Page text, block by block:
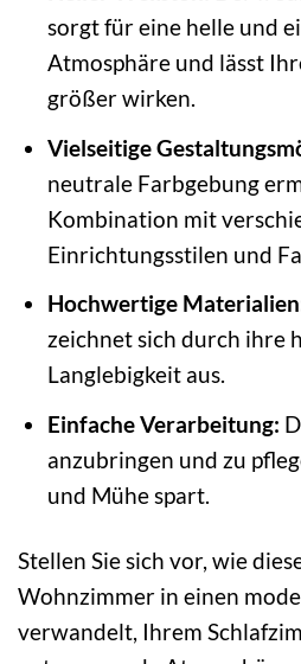
sorgt für eine helle und
Atmosphäre und lässt
größer wirken.
Vielseitige
neutrale Farbgebung
Kombination mit
Einrichtungsstilen und
Hochwertige
zeichnet sich durch ihre
Langlebigkeit aus.
Einfache Verarbeitung:
anzubringen und zu
und Mühe spart.
Stellen Sie sich vor, wie
Wohnzimmer in einen
verwandelt, Ihrem